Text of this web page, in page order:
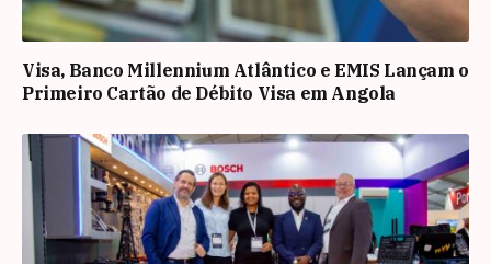
Visa, Banco Millennium Atlântico e EMIS Lançam o
Primeiro Cartão de Débito Visa em Angola